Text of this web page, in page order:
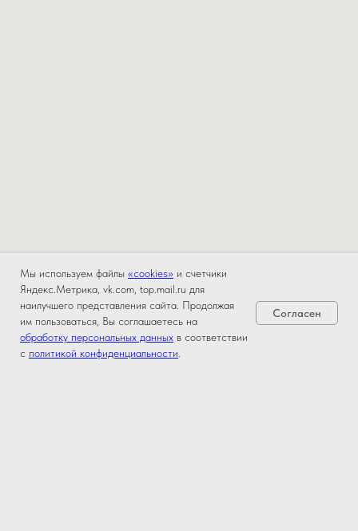
Мы используем файлы «cookies» и счетчики
Яндекс.Метрика, vk.com, top.mail.ru для
наилучшего представления сайта. Продолжая
им пользоваться, Вы соглашаетесь на
обработку персональных данных в соответствии
с политикой конфиденциальности
Согласен